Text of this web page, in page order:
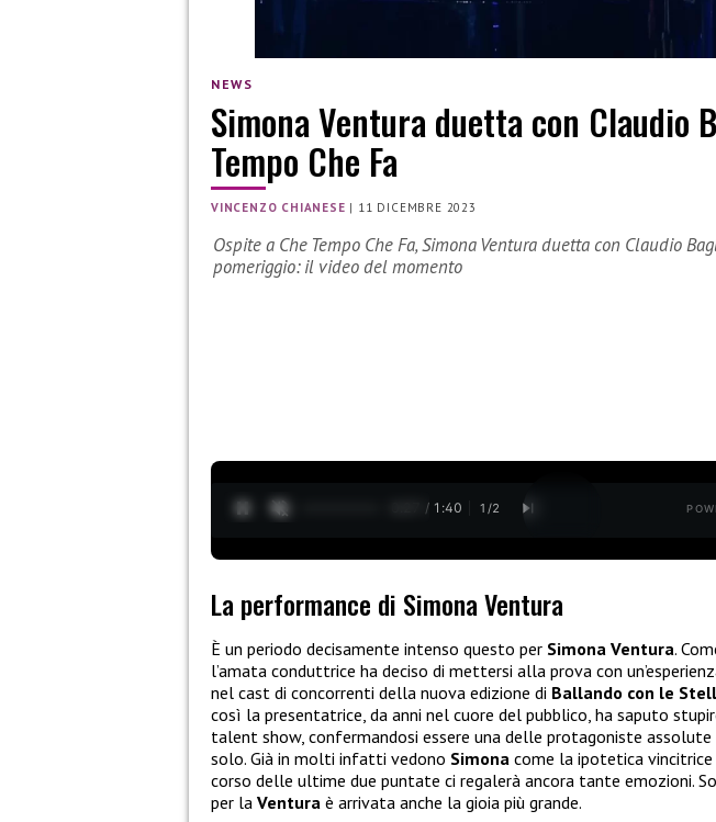
NEWS
Simona Ventura duetta con Claudio
Tempo Che Fa
VINCENZO CHIANESE | 11 DICEMBRE 2023
Ospite a Che Tempo Che Fa, Simona Ventura duetta con Claudio
pomeriggio: il video del momento
0:28 / 1:40 1 /2
La performance di Simona Ventura
È un periodo decisamente intenso questo per Simona Ventura.
l’amata conduttrice ha deciso di mettersi alla prova con
nel cast di concorrenti della nuova edizione di Ballando con le
così la presentatrice, da anni nel cuore del pubblico, ha saputo
talent show, confermandosi essere una delle protagoniste assolute
solo. Già in molti infatti vedono Simona come la ipotetica vincitrice
corso delle ultime due puntate ci regalerà ancora tante emozioni.
per la Ventura è arrivata anche la gioia più grande.